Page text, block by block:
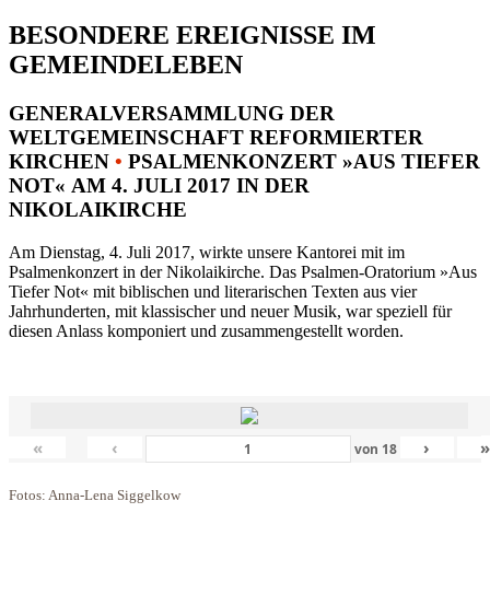
BESONDERE EREIGNISSE IM
GEMEINDELEBEN
GENERALVERSAMMLUNG DER
WELTGEMEINSCHAFT REFORMIERTER
KIRCHEN • PSALMENKONZERT »AUS TIEFER
NOT« AM 4. JULI 2017 IN DER
NIKOLAIKIRCHE
Am Dienstag, 4. Juli 2017, wirkte unsere Kantorei mit im
Psalmenkonzert in der Nikolaikirche. Das Psalmen-Oratorium »Aus
Tiefer Not« mit biblischen und literarischen Texten aus vier
Jahrhunderten, mit klassischer und neuer Musik, war speziell für
diesen Anlass komponiert und zusammengestellt worden.
« ‹ von 18 › »
Fotos: Anna-Lena Siggelkow